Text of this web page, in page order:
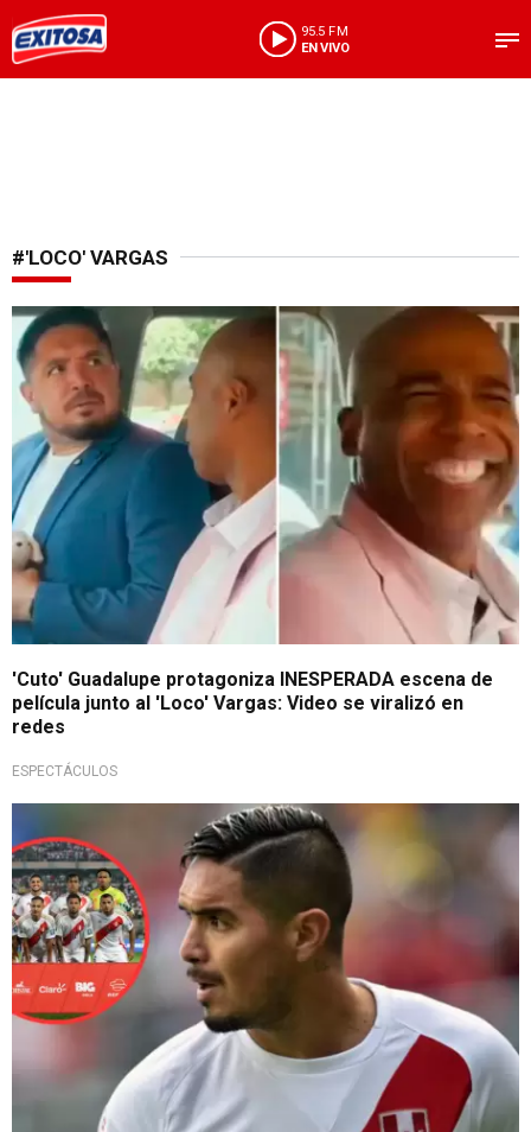
95.5 FM
EN VIVO
#'LOCO' VARGAS
Viral en TikTok
'Cuto' Guadalupe protagoniza INESPERADA escena de
película junto al 'Loco' Vargas: Video se viralizó en
redes
ESPECTÁCULOS